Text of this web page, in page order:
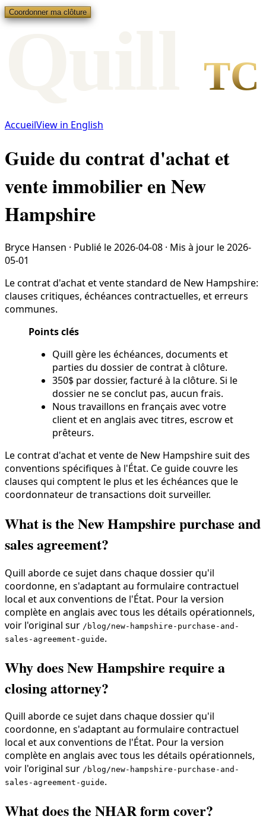
Coordonner ma clôture
TC
AccueilView in English
Guide du contrat d'achat et
vente immobilier en New
Hampshire
Bryce Hansen · Publié le2026-04-08 · Mis à jour le2026-
05-01
Le contrat d'achat et vente standard de New Hampshire:
clauses critiques, échéances contractuelles, et erreurs
communes.
Points clés
Quill gère les échéances, documents et
parties du dossier de contrat à clôture.
350$ par dossier, facturé à la clôture. Si le
dossier ne se conclut pas, aucun frais.
Nous travaillons en français avec votre
client et en anglais avec titres, escrow et
prêteurs.
Le contrat d'achat et vente de New Hampshire suit des
conventions spécifiques à l'État. Ce guide couvre les
clauses qui comptent le plus et les échéances que le
coordonnateur de transactions doit surveiller.
What is the New Hampshire purchase and
sales agreement?
Quill aborde ce sujet dans chaque dossier qu'il
coordonne, en s'adaptant au formulaire contractuel
local et aux conventions de l'État. Pour la version
complète en anglais avec tous les détails opérationnels,
voir l'original sur /blog/new-hampshire-purchase-and-
sales-agreement-guide.
Why does New Hampshire require a
closing attorney?
Quill aborde ce sujet dans chaque dossier qu'il
coordonne, en s'adaptant au formulaire contractuel
local et aux conventions de l'État. Pour la version
complète en anglais avec tous les détails opérationnels,
voir l'original sur /blog/new-hampshire-purchase-and-
sales-agreement-guide.
What does the NHAR form cover?